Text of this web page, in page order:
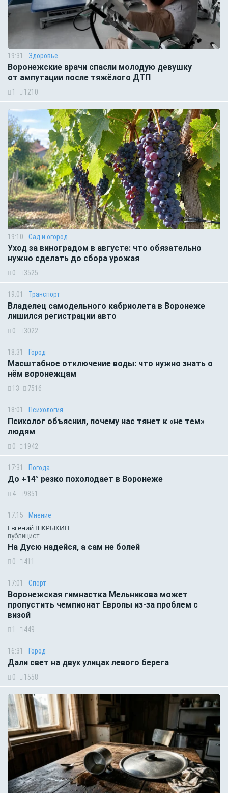
19:31 Здоровье
Воронежские врачи спасли молодую девушку
от ампутации после тяжёлого ДТП
1 1210
19:10 Сад и огород
Уход за виноградом в августе: что обязательно
нужно сделать до сбора урожая
0 3525
19:01 Транспорт
Владелец самодельного кабриолета в Воронеже
лишился регистрации авто
0 3022
18:31 Город
Масштабное отключение воды: что нужно знать о
нём воронежцам
13 7516
18:01 Психология
Психолог объяснил, почему нас тянет к «не тем»
людям
0 1942
17:31 Погода
До +14° резко похолодает в Воронеже
4 9851
17:15 Мнение
Евгений ШКРЫКИН
публицист
На Дусю надейся, а сам не болей
0 411
17:01 Спорт
Воронежская гимнастка Мельникова может
пропустить чемпионат Европы из-за проблем с
визой
1 449
16:31 Город
Дали свет на двух улицах левого берега
0 1558